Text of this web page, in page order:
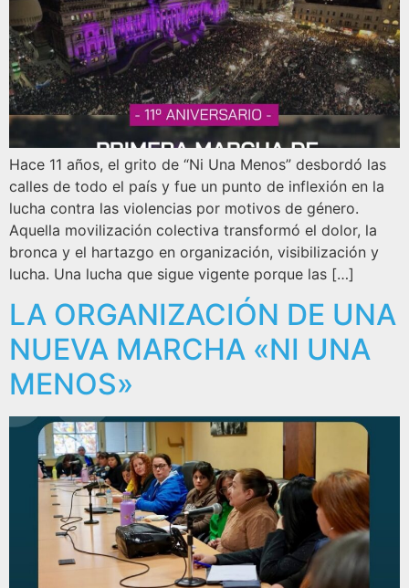
Hace 11 años, el grito de “Ni Una Menos” desbordó las
calles de todo el país y fue un punto de inflexión en la
lucha contra las violencias por motivos de género.
Aquella movilización colectiva transformó el dolor, la
bronca y el hartazgo en organización, visibilización y
lucha. Una lucha que sigue vigente porque las […]
LA ORGANIZACIÓN DE UNA
NUEVA MARCHA «NI UNA
MENOS»